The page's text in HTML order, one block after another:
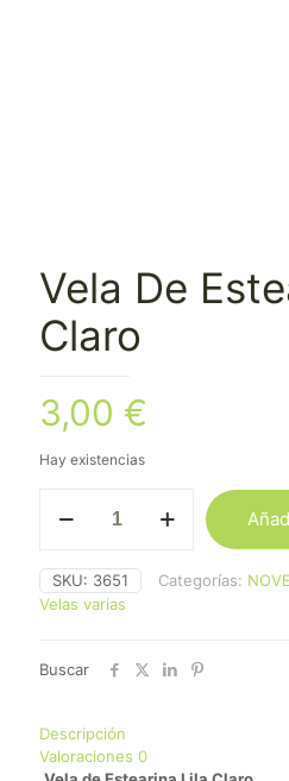
Vela De
Claro
3,00 €
Hay existencias
Lila
Claro
cantidad
SKU: 3651 Categorías:
Velas varias
Buscar
Descripción
Valoraciones 0